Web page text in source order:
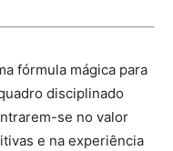
fórmula mágica para
disciplinado
se no valor
e na experiência